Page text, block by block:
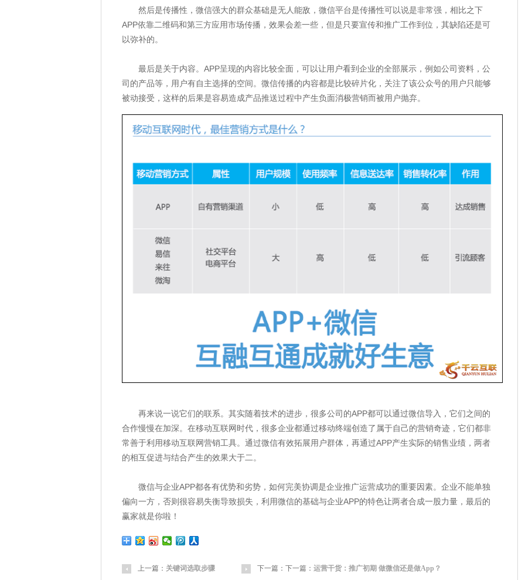
然后是传播性，微信强大的群众基础是无人能敌，微信平台是传播性可以说是非常强，相比之下
APP依靠二维码和第三方应用市场传播，效果会差一些，但是只要宣传和推广工作到位，其缺陷还是可
以弥补的。
最后是关于内容。APP呈现的内容比较全面，可以让用户看到企业的全部展示，例如公司资料，公
司的产品等，用户有自主选择的空间。微信传播的内容都是比较碎片化，关注了该公众号的用户只能够
被动接受，这样的后果是容易造成产品推送过程中产生负面消极营销而被用户抛弃。
再来说一说它们的联系。其实随着技术的进步，很多公司的APP都可以通过微信导入，它们之间的
合作慢慢在加深。在移动互联网时代，很多企业都通过移动终端创造了属于自己的营销奇迹，它们都非
常善于利用移动互联网营销工具。通过微信有效拓展用户群体，再通过APP产生实际的销售业绩，两者
的相互促进与结合产生的效果大于二。
微信与企业APP都各有优势和劣势，如何完美协调是企业推广运营成功的重要因素。企业不能单独
偏向一方，否则很容易失衡导致损失，利用微信的基础与企业APP的特色让两者合成一股力量，最后的
赢家就是你啦！
上一篇： 关键词选取步骤 下一篇：下一篇： 运营干货：推广初期 做微信还是做App？